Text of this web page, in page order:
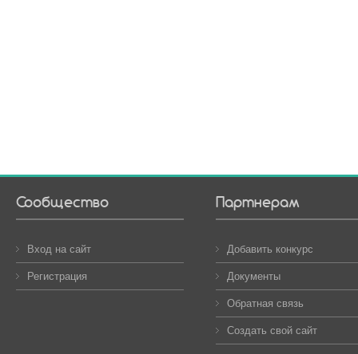
Сообщество
Вход на сайт
Регистрация
Партнерам
Добавить конкурс
Документы
Обратная связь
Создать свой сайт